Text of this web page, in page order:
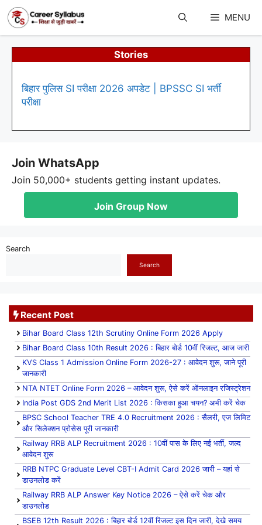
content
MENU
Stories
बिहार पुलिस SI परीक्षा 2026 अपडेट | BPSSC SI भर्ती
परीक्षा
Join WhatsApp
Join 50,000+ students getting instant updates.
Join Group Now
Search
Search
Recent Post
Bihar Board Class 12th Scrutiny Online Form 2026 Apply
Bihar Board Class 10th Result 2026 : बिहार बोर्ड 10वीं रिजल्ट, आज जारी
KVS Class 1 Admission Online Form 2026-27 : आवेदन शुरू, जाने पूरी
जानकारी
NTA NTET Online Form 2026 – आवेदन शुरू, ऐसे करें ऑनलाइन रजिस्ट्रेशन
India Post GDS 2nd Merit List 2026 : किसका हुआ चयन? अभी करें चेक
BPSC School Teacher TRE 4.0 Recruitment 2026 : सैलरी, एज लिमिट
और सिलेक्शन प्रोसेस पूरी जानकारी
Railway RRB ALP Recruitment 2026 : 10वीं पास के लिए नई भर्ती, जल्द
आवेदन शुरू
RRB NTPC Graduate Level CBT-I Admit Card 2026 जारी – यहां से
डाउनलोड करें
Railway RRB ALP Answer Key Notice 2026 – ऐसे करें चेक और
डाउनलोड
BSEB 12th Result 2026 : बिहार बोर्ड 12वीं रिजल्ट इस दिन जारी, देखे समय